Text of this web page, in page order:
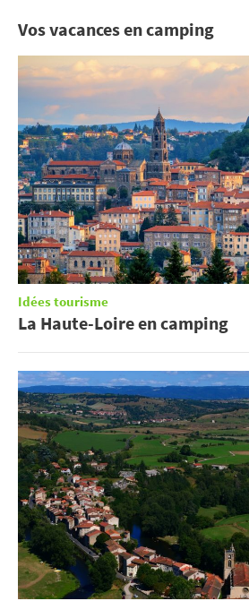
Vos vacances en camping
Idées tourisme
La Haute-Loire en camping